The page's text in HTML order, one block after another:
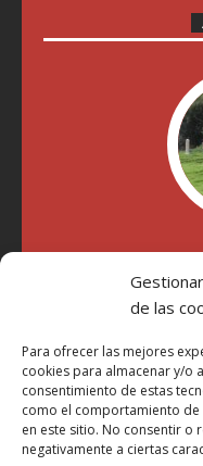
de las
Para ofrecer las mejores
cookies para almacenar y/o
consentimiento de estas
como el comportamiento de
en este sitio. No consentir o
negativamente a ciertas
año 2007 he escrito
Millatrece.com es una
participa"
Aviso Legal
Política de Privacidad